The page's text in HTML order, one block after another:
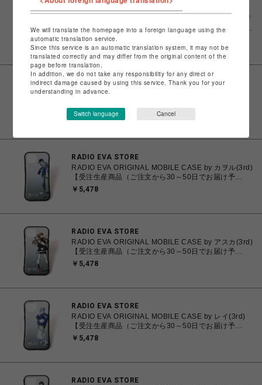
RADIO EVA ORIGINAL MOBILE CASE by エヴァンゲ
リオン第13号機(KENTA KAKIKAWA)【受注生産商品
（ご注文から30～50日でお届け予定）】
￥5,478
RADIO EVA STORE
RADIO EVA ORIGINAL MOBILE CASE by マリ(3rd)
定）】
￥5,478
RADIO EVA STORE
RADIO EVA ORIGINAL MOBILE CASE by カヲル(3rd)
【受注生産商品（ご注文から30～50日でお届け予
定）】
￥5,478
RADIO EVA STORE
RADIO EVA ORIGINAL MOBILE CASE by アスカ(3rd)
【受注生産商品（ご注文から30～50日でお届け予
定）】
￥5,478
RADIO EVA STORE
RADIO EVA ORIGINAL MOBILE CASE by レイ(3rd)
【受注生産商品（ご注文から30～50日でお届け予
定）】
￥5,478
RADIO EVA STORE
We will translate the homepage into a foreign language using the
automatic translation service.
Since this service is an automatic translation system, it may not be
translated correctly and may differ from the original content of the
page before translation.
In addition, we do not take any responsibility for any direct or
indirect damage caused by using this service. Thank you for your
understanding in advance.
Switch language Cancel